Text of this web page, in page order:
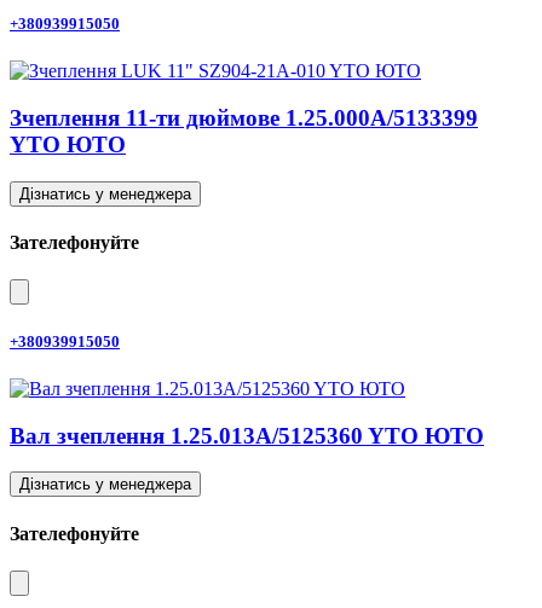
+380939915050
Зчеплення 11-ти дюймове 1.25.000A/5133399
YTO ЮТО
Дізнатись у менеджера
Зателефонуйте
+380939915050
Вал зчеплення 1.25.013A/5125360 YTO ЮТО
Дізнатись у менеджера
Зателефонуйте